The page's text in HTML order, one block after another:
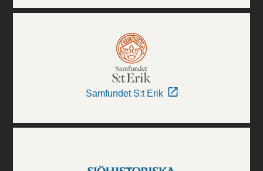
Samfundet S:t Erik